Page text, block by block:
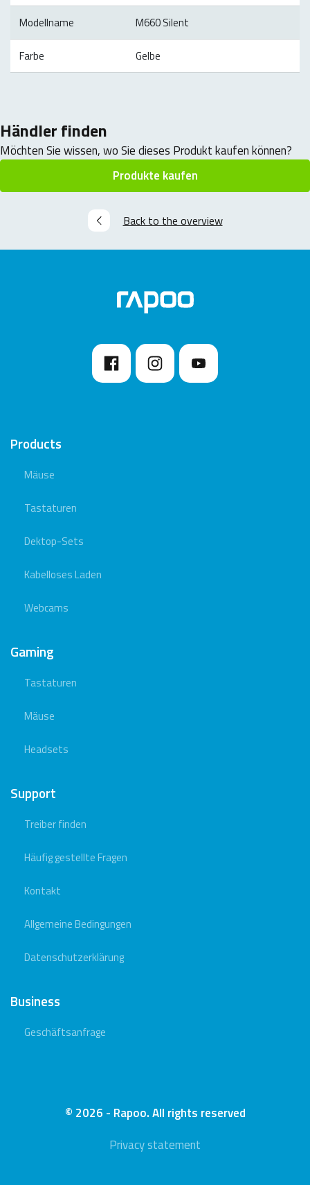
Modellname M660 Silent
Farbe Gelbe
Händler finden
Möchten Sie wissen, wo Sie dieses Produkt kaufen können?
Produkte kaufen
Back to the overview
Products
Mäuse
Tastaturen
Dektop-Sets
Kabelloses Laden
Webcams
Gaming
Tastaturen
Mäuse
Headsets
Support
Treiber finden
Häufig gestellte Fragen
Kontakt
Allgemeine Bedingungen
Datenschutzerklärung
Business
Geschäftsanfrage
© 2026 - Rapoo. All rights reserved
Privacy statement